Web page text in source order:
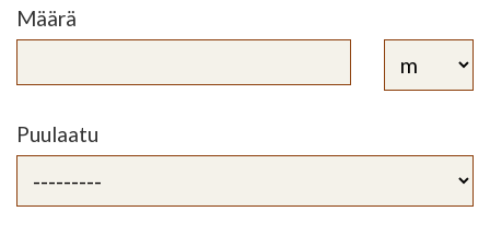
Määrä
Puulaatu